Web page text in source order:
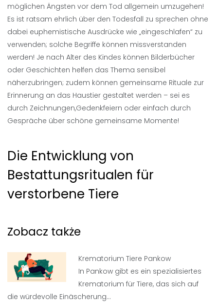
möglichen Ängsten vor dem Tod allgemein umzugehen!
Es ist ratsam ehrlich über den Todesfall zu sprechen ohne
dabei euphemistische Ausdrücke wie „eingeschlafen“ zu
verwenden; solche Begriffe können missverstanden
werden! Je nach Alter des Kindes können Bilderbücher
oder Geschichten helfen das Thema sensibel
näherzubringen; zudem können gemeinsame Rituale zur
Erinnerung an das Haustier gestaltet werden – sei es
durch Zeichnungen,Gedenkfeiern oder einfach durch
Gespräche über schöne gemeinsame Momente!
Die Entwicklung von
Bestattungsritualen für
verstorbene Tiere
Zobacz także
Krematorium Tiere Pankow
In Pankow gibt es ein spezialisiertes
Krematorium für Tiere, das sich auf
die würdevolle Einäscherung…